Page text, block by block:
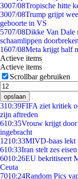
3007/08Tropische hitte
3007/08Trump grijpt
geboorte in VS
5707/08Dikke Van Dale
schaamlippen
1607/08Meta krijgt half
Actieve items
Actieve items
Scrollbar gebruiken
opslaan
310:39FIFA ziet kritiek
zijn aftreden
610:35Vrouw krijgt door
ingebracht
1210:33MIVD-baas lekt
610:33Iran stelt zes
6010:26EU bekritiseert
Ceuta
7010:24Random Pics